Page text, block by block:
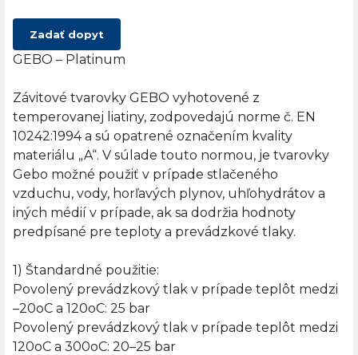
Zadať dopyt
GEBO – Platinum
Závitové tvarovky GEBO vyhotovené z
temperovanej liatiny, zodpovedajú norme č. EN
10242:1994 a sú opatrené označením kvality
materiálu „A“. V súlade touto normou, je tvarovky
Gebo možné použiť v prípade stlačeného
vzduchu, vody, horľavých plynov, uhľohydrátov a
iných médií v prípade, ak sa dodržia hodnoty
predpísané pre teploty a prevádzkové tlaky.
1) Štandardné použitie:
Povolený prevádzkový tlak v prípade teplôt medzi
–20oC a 120oC: 25 bar
Povolený prevádzkový tlak v prípade teplôt medzi
120oC a 300oC: 20–25 bar